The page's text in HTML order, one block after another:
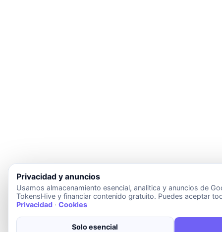
Privacidad y anuncios
Usamos almacenamiento esencial, analitica y anuncios de
TokensHive y financiar contenido gratuito. Puedes aceptar
Privacidad · Cookies
Solo esencial